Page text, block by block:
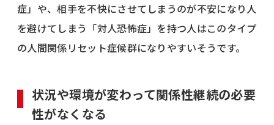
症」や、相手を不快にさせてしまうのが不安になり人
を避けてしまう「対人恐怖症」を持つ人はこのタイプ
の人間関係リセット症候群になりやすいそうです。
状況や環境が変わって関係性継続の必要
性がなくなる